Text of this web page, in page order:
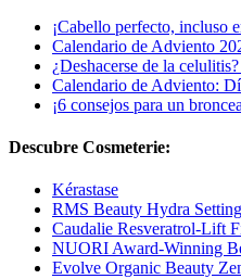
¡Cabello perfecto, incluso
Calendario de Adviento
¿Deshacerse de la
Calendario de Adviento:
¡6 consejos para un
Descubre Cosmeterie:
Kérastase
RMS Beauty Hydra
Caudalie Resveratrol-Lift
NUORI Award-Winning
Evolve Organic Beauty